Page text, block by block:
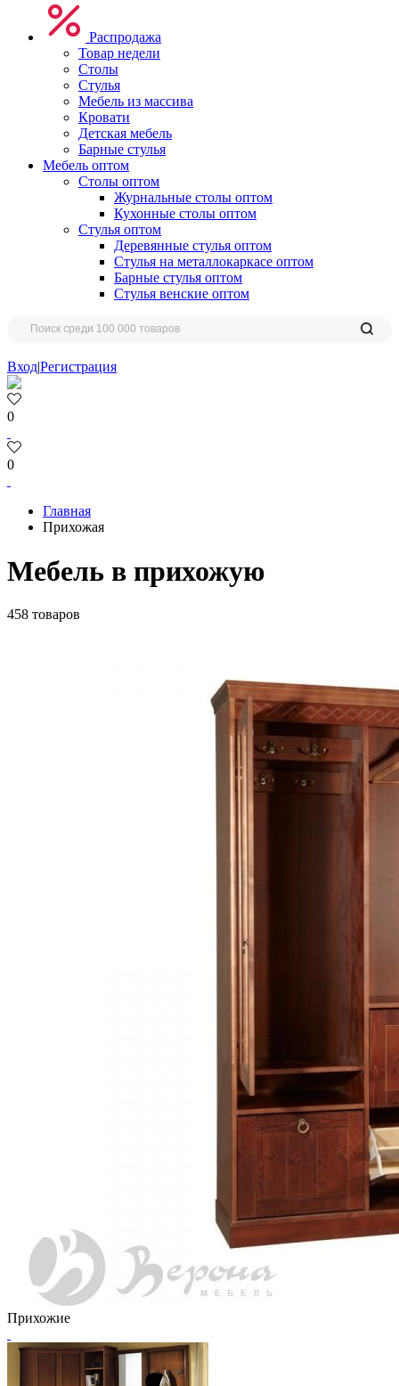
Распродажа
Товар недели
Столы
Стулья
Мебель из массива
Кровати
Детская мебель
Барные стулья
Мебель оптом
Столы оптом
Журнальные столы оптом
Кухонные столы оптом
Стулья оптом
Деревянные стулья оптом
Стулья на металлокаркасе оптом
Барные стулья оптом
Стулья венские оптом
Вход|Регистрация
0
0
Главная
Прихожая
Мебель в прихожую
458 товаров
Прихожие